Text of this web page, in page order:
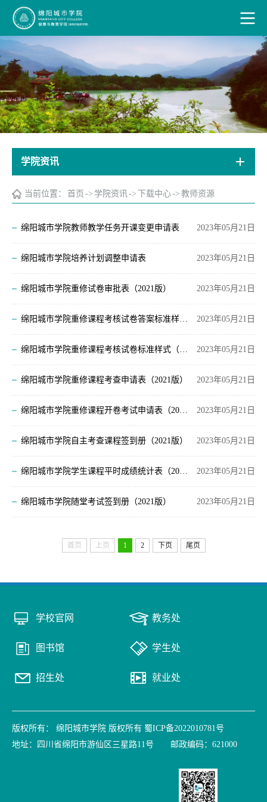
学院资讯
当前位置： 首页 -> 学院资讯-> 下载中心-> 教师资源
2023年05月21日
绵阳城市学院教师教学任务开课变更申请表
2023年05月21日
绵阳城市学院培养计划调整申请表
2023年05月21日
绵阳城市学院重修试卷审批表（2021版）
2023年05月21日
绵阳城市学院重修课程考核试卷答案标准样式（2021版）
2023年05月21日
绵阳城市学院重修课程考核试卷标准样式（2021版）
2023年05月21日
绵阳城市学院重修课程考查申请表（2021版）
2023年05月21日
绵阳城市学院重修课程开卷考试申请表（2021版）
2023年05月21日
绵阳城市学院自主考查课程签到册（2021版）
2023年05月21日
绵阳城市学院学生课程平时成绩统计表（2021版）
2023年05月21日
绵阳城市学院随堂考试签到册（2021版）
首页 上页 1 2 下页 尾页
学校官网 教务处
图书馆 学生处
招生处 就业处
版权所有： 绵阳城市学院 版权所有 蜀ICP备2022010781号
地址：四川省绵阳市游仙区三星路11号 邮政编码：621000